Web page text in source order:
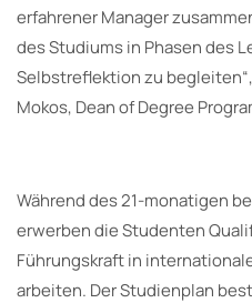
erfahrener Manager
des Studiums in Phasen des
Selbstreflektion zu
Mokos, Dean of Degree
Während des 21-monatigen
erwerben die Studenten
Führungskraft in
arbeiten. Der Studienplan